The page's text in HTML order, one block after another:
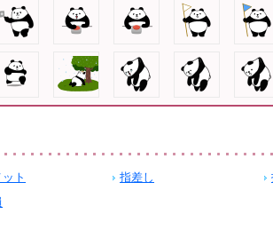
ト 指差し